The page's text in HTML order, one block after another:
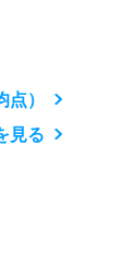
）
見る